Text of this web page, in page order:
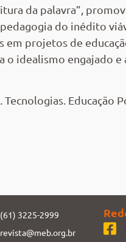
da palavra”,
do inédito
projetos de
o idealismo engajado e
Tecnologias. Educação
(61) 3225-2999
revista@meb.org.br